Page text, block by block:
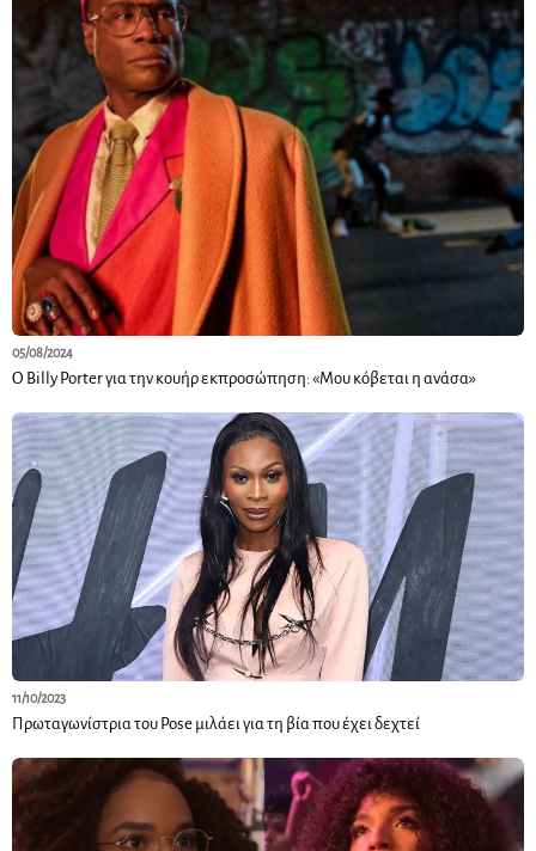
05/08/2024
Ο Billy Porter για την κουήρ εκπροσώπηση: «Μου κόβεται η ανάσα»
11/10/2023
Πρωταγωνίστρια του Pose μιλάει για τη βία που έχει δεχτεί